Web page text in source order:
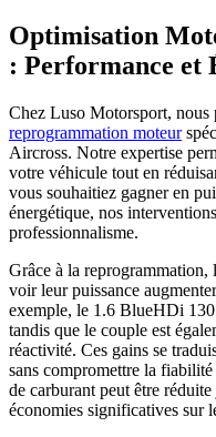
Optimisation
: Performance et
Chez Luso Motorsport, nous
reprogrammation moteur
Aircross. Notre expertise
votre véhicule tout en
vous souhaitiez gagner en
énergétique, nos
professionnalisme.
Grâce à la
voir leur puissance
exemple, le 1.6 BlueHDi 130
tandis que le couple est
réactivité. Ces gains se
sans compromettre la
de carburant peut être
économies significatives sur